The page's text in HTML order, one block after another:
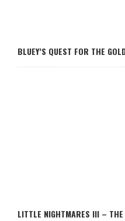
BLUEY’S QUEST FOR THE
LITTLE NIGHTMARES III –